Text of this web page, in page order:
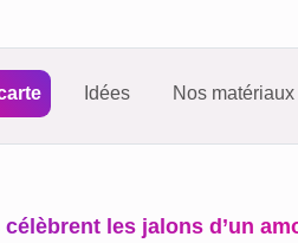
Idées Nos matériaux
les jalons d’un